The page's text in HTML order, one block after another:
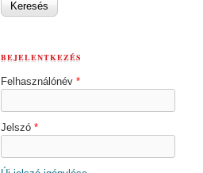
BEJELENTKEZÉS
Felhasználónév *
Jelszó *